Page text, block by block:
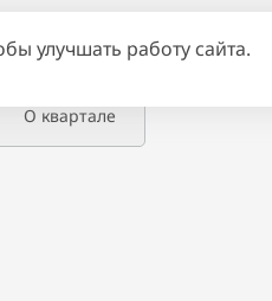
Генплан
О квартале
улучшать работу сайта.